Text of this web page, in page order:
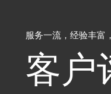
服务一流，经验丰富
客户